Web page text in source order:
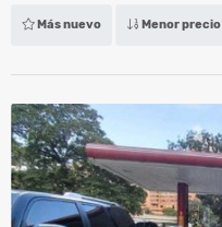
Más nuevo Menor precio